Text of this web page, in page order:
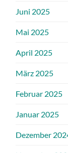
Juni 2025
Mai 2025
April 2025
März 2025
Februar 2025
Januar 2025
Dezember